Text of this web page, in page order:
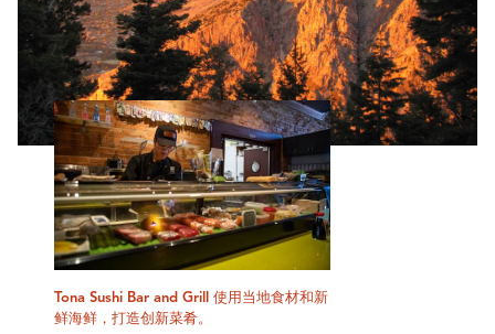
Tona Sushi Bar and Grill 使用当地食材和新
鲜海鲜，打造创新菜肴。